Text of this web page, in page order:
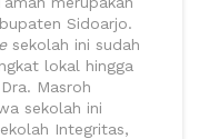
Sidoarjo.
sekolah ini sudah
lokal hingga
Masroh
sekolah ini
Integritas,